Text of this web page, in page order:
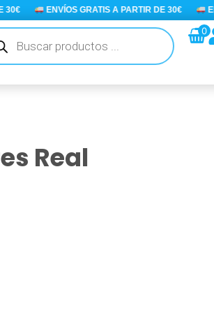
ENVÍOS GRATIS A PARTIR DE 30€
0
Real